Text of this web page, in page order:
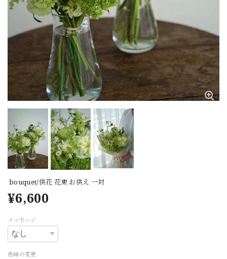
bouquet/供花 花束 お供え 一対
¥6,600
メッセージ
色味の変更